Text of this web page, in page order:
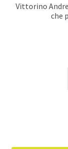
Vittorino
che